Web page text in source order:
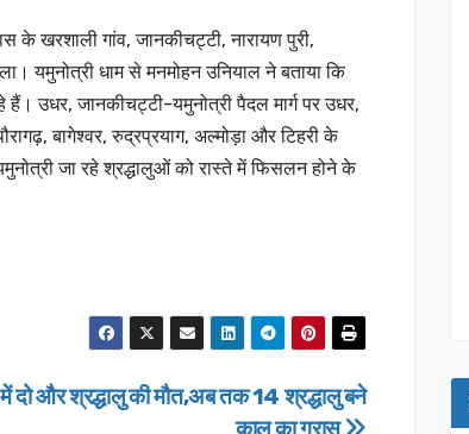
के खरशाली गांव, जानकीचट्टी, नारायण पुरी,
यमुनोत्री धाम से मनमोहन उनियाल ने बताया कि
हैं। उधर, जानकीचट्टी-यमुनोत्री पैदल मार्ग पर उधर,
बागेश्वर, रुद्रप्रयाग, अल्मोड़ा और टिहरी के
जा रहे श्रद्धालुओं को रास्ते में फिसलन होने के
दो और श्रद्धालु की मौत,अब तक 14 श्रद्धालु बने
काल का ग्रास